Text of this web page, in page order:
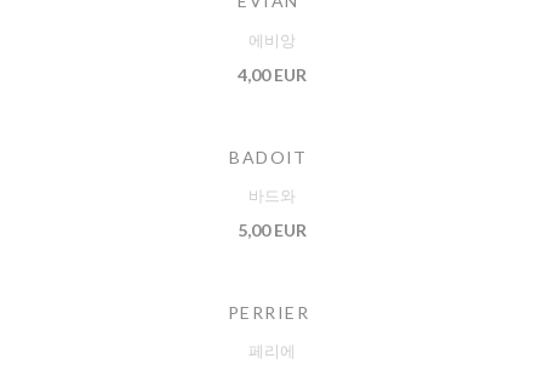
에비앙
4,00 EUR
BADOIT
바드와
5,00 EUR
PERRIER
페리에